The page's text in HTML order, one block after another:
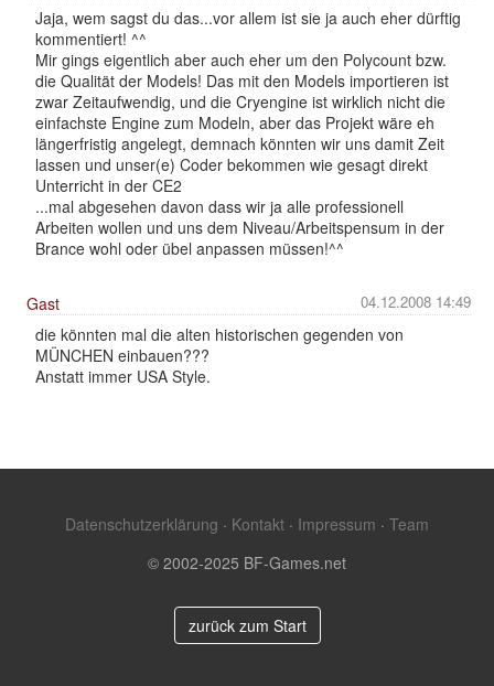
Jaja, wem sagst du das...vor allem ist sie ja auch eher dürftig
kommentiert! ^^
Mir gings eigentlich aber auch eher um den Polycount bzw.
die Qualität der Models! Das mit den Models importieren ist
zwar Zeitaufwendig, und die Cryengine ist wirklich nicht die
einfachste Engine zum Modeln, aber das Projekt wäre eh
längerfristig angelegt, demnach könnten wir uns damit Zeit
lassen und unser(e) Coder bekommen wie gesagt direkt
Unterricht in der CE2
...mal abgesehen davon dass wir ja alle professionell
Arbeiten wollen und uns dem Niveau/Arbeitspensum in der
Brance wohl oder übel anpassen müssen!^^
04.12.2008 14:49
Gast
die könnten mal die alten historischen gegenden von
MÜNCHEN einbauen???
Anstatt immer USA Style.
Datenschutzerklärung · Kontakt · Impressum · Team
© 2002-2025 BF-Games.net
zurück zum Start